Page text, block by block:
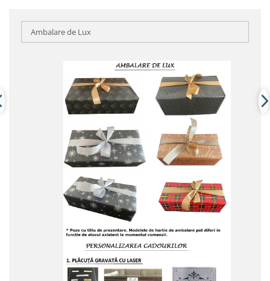
Ambalare de Lux